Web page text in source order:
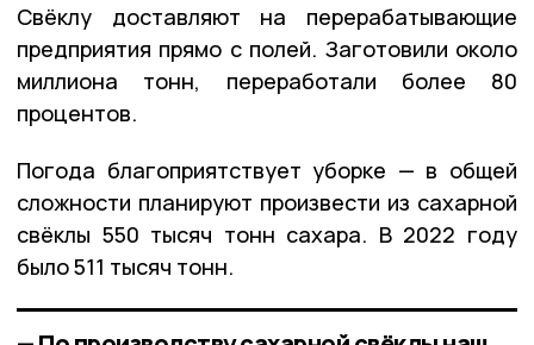
Свёклу доставляют на перерабатывающие
предприятия прямо с полей. Заготовили около
миллиона тонн, переработали более 80
процентов.
Погода благоприятствует уборке — в общей
сложности планируют произвести из сахарной
свёклы 550 тысяч тонн сахара. В 2022 году
было 511 тысяч тонн.